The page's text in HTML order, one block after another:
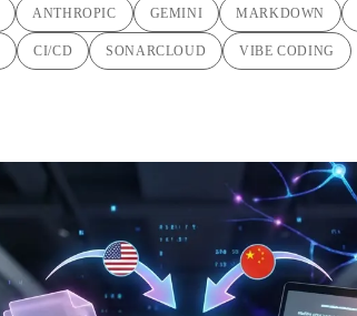
ANTHROPIC GEMINI MARKDOWN
CI/CD SONARCLOUD VIBE CODING